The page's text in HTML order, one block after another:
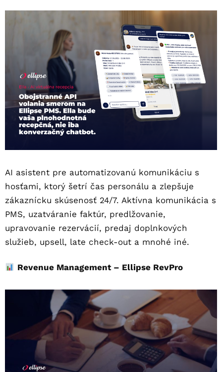
AI asistent pre automatizovanú komunikáciu s
hosťami, ktorý šetrí čas personálu a zlepšuje
zákaznícku skúsenosť 24/7. Aktívna komunikácia s
PMS, uzatváranie faktúr, predlžovanie,
upravovanie rezervácií, predaj doplnkových
služieb, upsell, late check-out a mnohé iné.
Revenue Management – Ellipse RevPro